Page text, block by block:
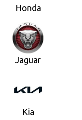
Honda
Jaguar
Kia